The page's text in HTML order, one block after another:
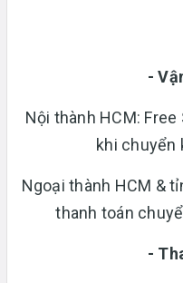
-
Nội thành HCM:
khi chuyển
Ngoại thành HCM &
thanh toán
-